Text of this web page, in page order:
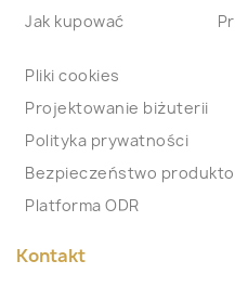
Jak kupować
Pliki cookies
Projektowanie biżuterii
Polityka prywatności
Bezpieczeństwo
Platforma ODR
Kontakt